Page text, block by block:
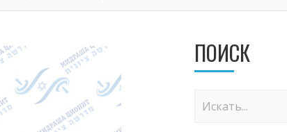
ПОИСК